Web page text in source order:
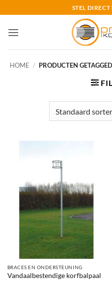
naar
inhoud
STEL
HOME / PRODUCTEN
BRACES EN ONDERSTEUNING
Vandaalbestendige korfbalpaal